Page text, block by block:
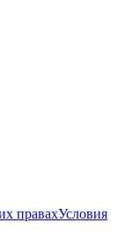
правахУсловия